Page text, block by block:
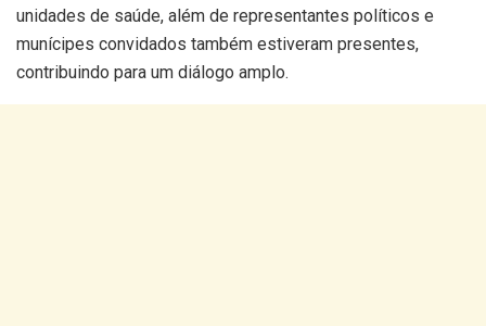
unidades de saúde, além de representantes políticos e
munícipes convidados também estiveram presentes,
contribuindo para um diálogo amplo.